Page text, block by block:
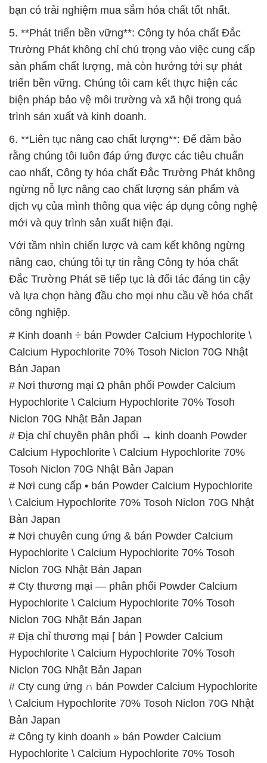
bạn có trải nghiệm mua sắm hóa chất tốt nhất.
5. **Phát triển bền vững**: Công ty hóa chất Đắc
Trường Phát không chỉ chú trọng vào việc cung cấp
sản phẩm chất lượng, mà còn hướng tới sự phát
triển bền vững. Chúng tôi cam kết thực hiện các
biện pháp bảo vệ môi trường và xã hội trong quá
trình sản xuất và kinh doanh.
6. **Liên tục nâng cao chất lượng**: Để đảm bảo
rằng chúng tôi luôn đáp ứng được các tiêu chuẩn
cao nhất, Công ty hóa chất Đắc Trường Phát không
ngừng nỗ lực nâng cao chất lượng sản phẩm và
dịch vụ của mình thông qua việc áp dụng công nghệ
mới và quy trình sản xuất hiện đại.
Với tầm nhìn chiến lược và cam kết không ngừng
nâng cao, chúng tôi tự tin rằng Công ty hóa chất
Đắc Trường Phát sẽ tiếp tục là đối tác đáng tin cậy
và lựa chọn hàng đầu cho mọi nhu cầu về hóa chất
công nghiệp.
# Kinh doanh ÷ bán Powder Calcium Hypochlorite \
Calcium Hypochlorite 70% Tosoh Niclon 70G Nhật
Bản Japan
# Nơi thương mại Ω phân phối Powder Calcium
Hypochlorite \ Calcium Hypochlorite 70% Tosoh
Niclon 70G Nhật Bản Japan
# Địa chỉ chuyên phân phối → kinh doanh Powder
Calcium Hypochlorite \ Calcium Hypochlorite 70%
Tosoh Niclon 70G Nhật Bản Japan
# Nơi cung cấp • bán Powder Calcium Hypochlorite
\ Calcium Hypochlorite 70% Tosoh Niclon 70G Nhật
Bản Japan
# Nơi chuyên cung ứng & bán Powder Calcium
Hypochlorite \ Calcium Hypochlorite 70% Tosoh
Niclon 70G Nhật Bản Japan
# Cty thương mại — phân phối Powder Calcium
Hypochlorite \ Calcium Hypochlorite 70% Tosoh
Niclon 70G Nhật Bản Japan
# Địa chỉ thương mại [ bán ] Powder Calcium
Hypochlorite \ Calcium Hypochlorite 70% Tosoh
Niclon 70G Nhật Bản Japan
# Cty cung ứng ∩ bán Powder Calcium Hypochlorite
\ Calcium Hypochlorite 70% Tosoh Niclon 70G Nhật
Bản Japan
# Công ty kinh doanh » bán Powder Calcium
Hypochlorite \ Calcium Hypochlorite 70% Tosoh